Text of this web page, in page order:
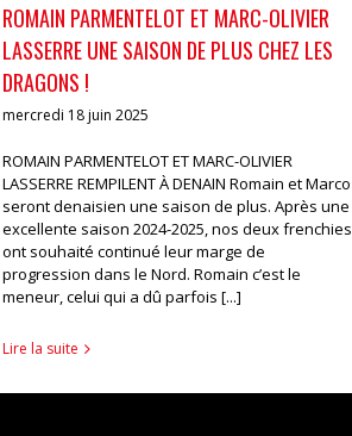
ROMAIN PARMENTELOT ET MARC-OLIVIER
LASSERRE UNE SAISON DE PLUS CHEZ LES
DRAGONS !
mercredi 18 juin 2025
ROMAIN PARMENTELOT ET MARC-OLIVIER
LASSERRE REMPILENT À DENAIN Romain et Marco
seront denaisien une saison de plus. Après une
excellente saison 2024-2025, nos deux frenchies
ont souhaité continué leur marge de
progression dans le Nord. Romain c’est le
meneur, celui qui a dû parfois [...]
Lire la suite